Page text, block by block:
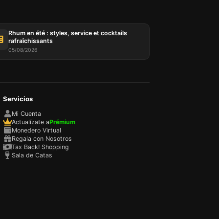
Rhum en été : styles, service et cocktails
rafraîchissants
05/08/2026
Servicios
Mi Cuenta
Actualízate aPrémium
Monedero Virtual
Regala con Nosotros
Tax Back! Shopping
Sala de Catas
et
des